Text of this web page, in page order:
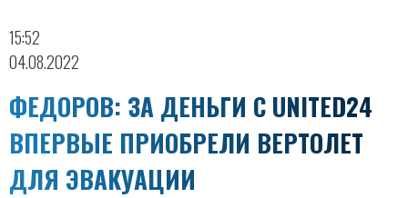
15:52
04.08.2022
ФЕДОРОВ: ЗА ДЕНЬГИ С UNITED24
ВПЕРВЫЕ ПРИОБРЕЛИ ВЕРТОЛЕТ
ДЛЯ ЭВАКУАЦИИ